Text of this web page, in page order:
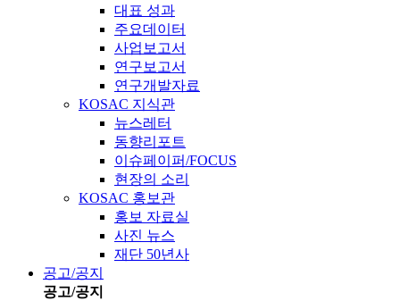
대표 성과
주요데이터
사업보고서
연구보고서
연구개발자료
KOSAC 지식관
뉴스레터
동향리포트
이슈페이퍼/FOCUS
현장의 소리
KOSAC 홍보관
홍보 자료실
사진 뉴스
재단 50년사
공고/공지
공고/공지